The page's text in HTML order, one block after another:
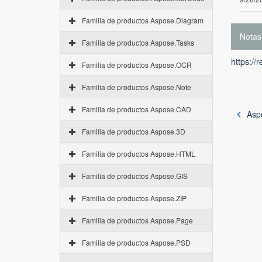
Familia de productos Aspose.Diagram
Familia de productos Aspose.Tasks
Familia de productos Aspose.OCR
Familia de productos Aspose.Note
Familia de productos Aspose.CAD
Familia de productos Aspose.3D
Familia de productos Aspose.HTML
Familia de productos Aspose.GIS
Familia de productos Aspose.ZIP
Familia de productos Aspose.Page
Familia de productos Aspose.PSD
https://